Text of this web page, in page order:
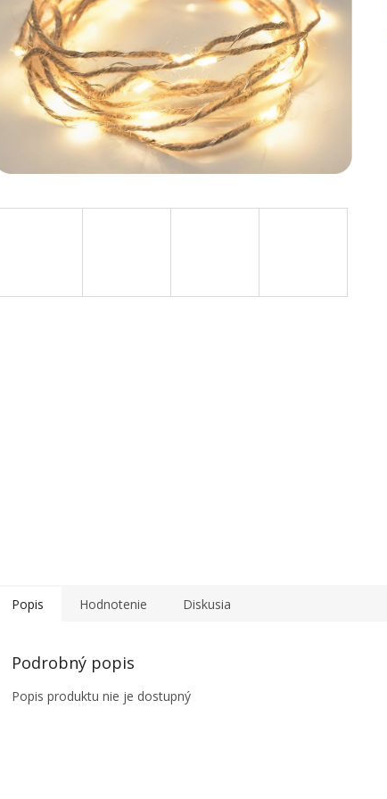
Popis Hodnotenie Diskusia
Podrobný popis
Popis produktu nie je dostupný